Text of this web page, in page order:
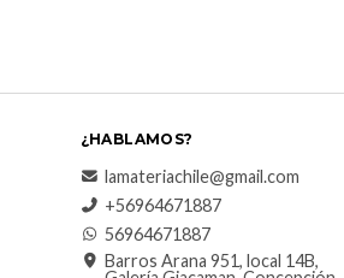
¿HABLAMOS?
lamateriachile@gmail.com
+56964671887
56964671887
Barros Arana 951, local 14B,